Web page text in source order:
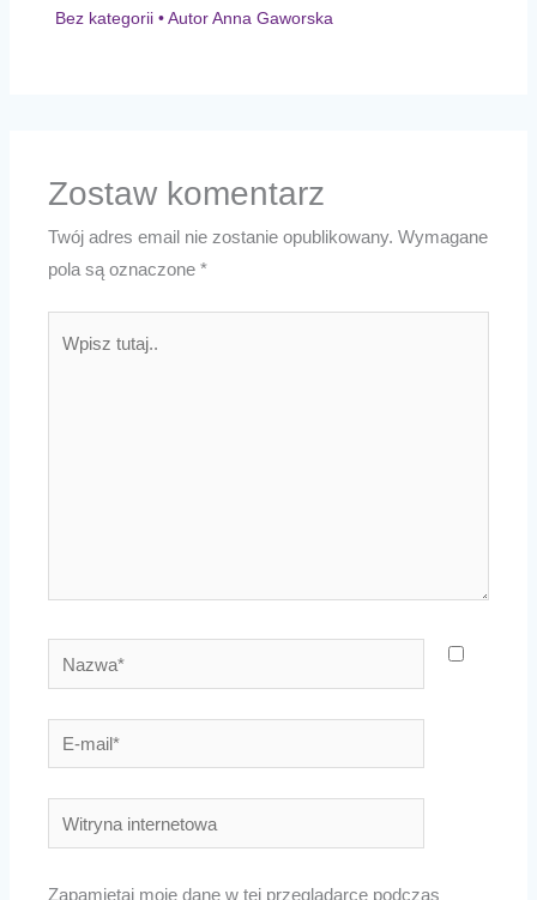
Bez kategorii• Autor Anna Gaworska
Zostaw komentarz
Twój adres email nie zostanie opublikowany. Wymagane
pola są oznaczone*
tutaj..
Nazwa*
E-
mail*
Witryna
internetowa
Zapamiętaj moje dane w tej przeglądarce podczas